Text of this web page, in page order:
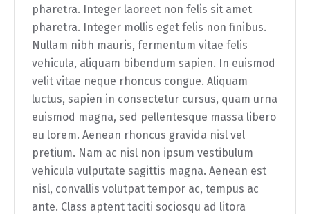
pharetra. Integer laoreet non felis sit amet
pharetra. Integer mollis eget felis non finibus.
Nullam nibh mauris, fermentum vitae felis
vehicula, aliquam bibendum sapien. In euismod
velit vitae neque rhoncus congue. Aliquam
luctus, sapien in consectetur cursus, quam urna
euismod magna, sed pellentesque massa libero
eu lorem. Aenean rhoncus gravida nisl vel
pretium. Nam ac nisl non ipsum vestibulum
vehicula vulputate sagittis magna. Aenean est
nisl, convallis volutpat tempor ac, tempus ac
ante. Class aptent taciti sociosqu ad litora